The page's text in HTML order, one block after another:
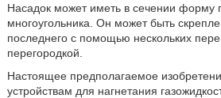
Насадок может иметь в сечении форму
многоугольника. Он может быть
последнего с помощью нескольких
перегородкой.
Настоящее предполагаемое
устройствам для нагнетания